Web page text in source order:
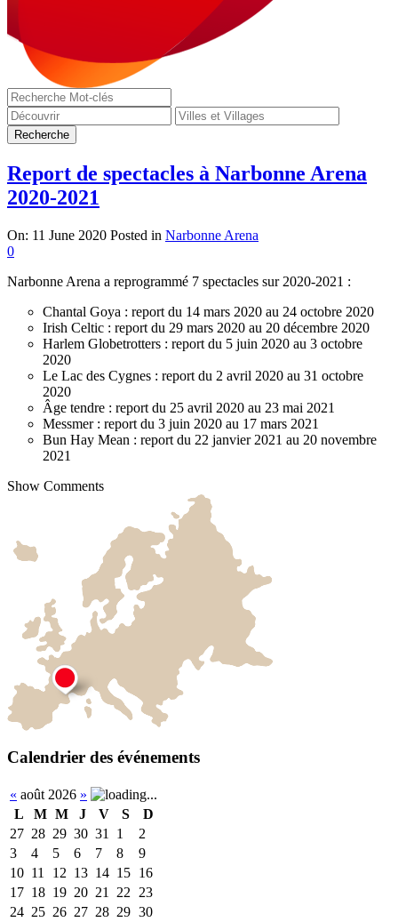
Report de spectacles à Narbonne Arena
2020-2021
On: 11 June 2020 Posted in Narbonne Arena
0
Narbonne Arena a reprogrammé 7 spectacles sur 2020-2021 :
Chantal Goya : report du 14 mars 2020 au 24 octobre 2020
Irish Celtic : report du 29 mars 2020 au 20 décembre 2020
Harlem Globetrotters : report du 5 juin 2020 au 3 octobre
2020
Le Lac des Cygnes : report du 2 avril 2020 au 31 octobre
2020
Âge tendre : report du 25 avril 2020 au 23 mai 2021
Messmer : report du 3 juin 2020 au 17 mars 2021
Bun Hay Mean : report du 22 janvier 2021 au 20 novembre
2021
Show Comments
Calendrier des événements
« août 2026 »
L
M M J V S
D
27 28 29 30 31 1
2
3
4 5 6 7 8
9
10 11 12 13 14 15 16
17 18 19 20 21 22
23
24 25 26 27 28 29 30